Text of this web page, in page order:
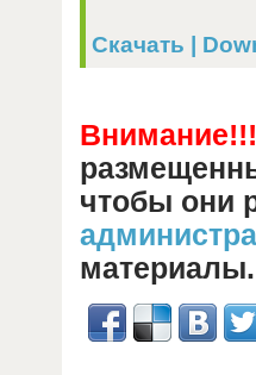
Скачать |
Внимание!!!
чтобы они
материалы.